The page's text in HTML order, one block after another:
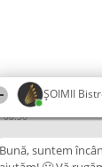
ȘOIMII
08:56
Bună, suntem